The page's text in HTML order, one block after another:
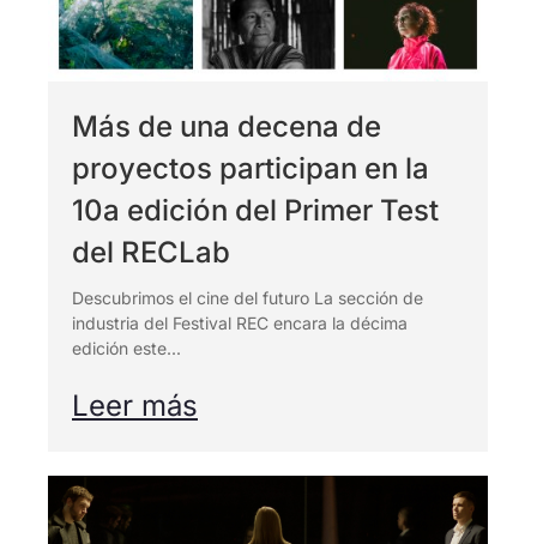
Más de una decena de
proyectos participan en la
10a edición del Primer Test
del RECLab
Descubrimos el cine del futuro La sección de
industria del Festival REC encara la décima
edición este...
Leer más